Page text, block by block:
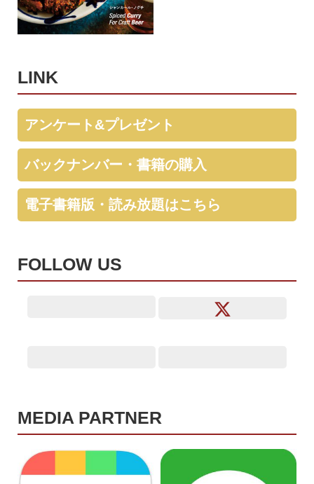
LINK
アンケート&プレゼント
バックナンバー・書籍の購入
電子書籍版・読み放題はこちら
FOLLOW US
MEDIA PARTNER